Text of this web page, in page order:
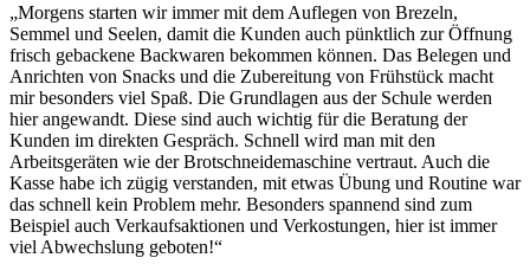
„Morgens starten wir immer mit dem Auflegen von Brezeln,
Semmel und Seelen, damit die Kunden auch pünktlich zur Öffnung
frisch gebackene Backwaren bekommen können. Das Belegen und
Anrichten von Snacks und die Zubereitung von Frühstück macht
mir besonders viel Spaß. Die Grundlagen aus der Schule werden
hier angewandt. Diese sind auch wichtig für die Beratung der
Kunden im direkten Gespräch. Schnell wird man mit den
Arbeitsgeräten wie der Brotschneidemaschine vertraut. Auch die
Kasse habe ich zügig verstanden, mit etwas Übung und Routine war
das schnell kein Problem mehr. Besonders spannend sind zum
Beispiel auch Verkaufsaktionen und Verkostungen, hier ist immer
viel Abwechslung geboten!“